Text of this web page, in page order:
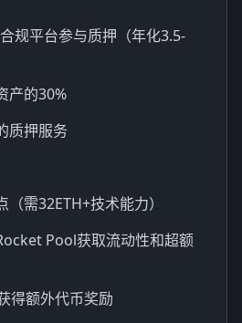
规平台参与质押（年化3.5-
产的30%
质押服务
需32ETH+技术能力）
Pool获取流动性和超额
得额外代币奖励